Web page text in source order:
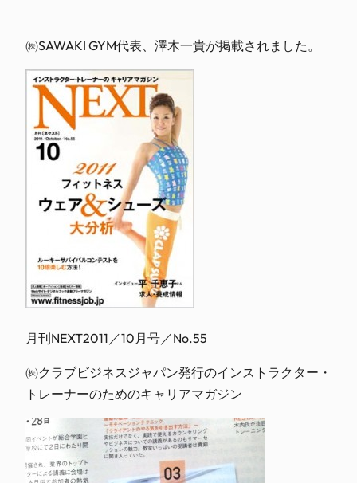
㈱SAWAKI GYM代表、澤木一貴が掲載されました。
月刊NEXT2011／10月号／No.55
㈱クラブビジネスジャパン発行のインストラクター・
トレーナーのためのキャリアマガジン